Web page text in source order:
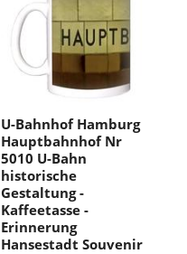
U-Bahnhof Hamburg
Hauptbahnhof Nr
5010 U-Bahn
historische
Gestaltung -
Kaffeetasse -
Erinnerung
Hansestadt Souvenir